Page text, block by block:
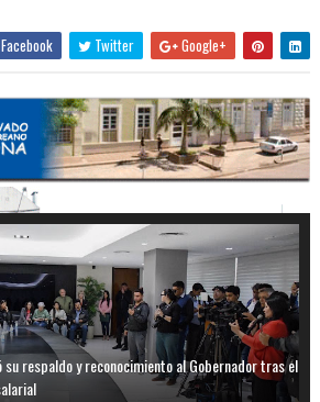
Facebook Twitter Google+
su respaldo y reconocimiento al Gobernador tras el